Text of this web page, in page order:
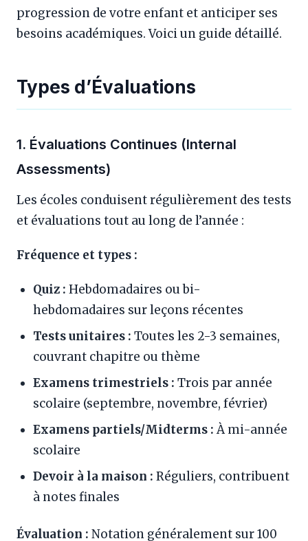
progression de votre enfant et anticiper ses
besoins académiques. Voici un guide détaillé.
Types d’Évaluations
1. Évaluations Continues (Internal
Assessments)
Les écoles conduisent régulièrement des tests
et évaluations tout au long de l’année :
Fréquence et types :
Quiz : Hebdomadaires ou bi-
hebdomadaires sur leçons récentes
Tests unitaires : Toutes les 2-3 semaines,
couvrant chapitre ou thème
Examens trimestriels : Trois par année
scolaire (septembre, novembre, février)
Examens partiels/Midterms :À mi-année
scolaire
Devoir à la maison : Réguliers, contribuent
à notes finales
Évaluation : Notation généralement sur 100